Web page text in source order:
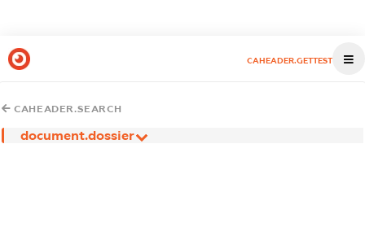
CAHEADER.GETTEST
CAHEADER.SEARCH
document.dossier